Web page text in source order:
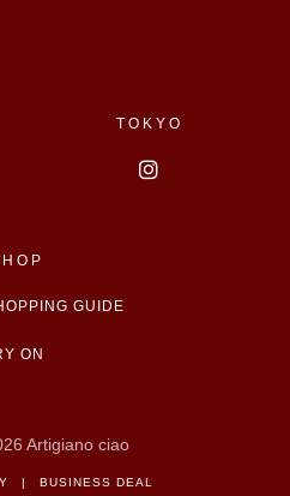
TOKYO
GUIDE
ON
Artigiano ciao
| BUSINESS DEAL